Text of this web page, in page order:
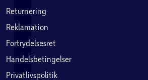
Returnering
Reklamation
Fortrydelsesret
Handelsbetingelser
Privatlivspolitik